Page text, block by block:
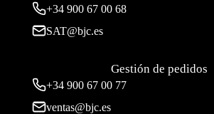
+34 900 67 00 68
SAT@bjc.es
Gestión de pedidos
+34 900 67 00 77
ventas@bjc.es